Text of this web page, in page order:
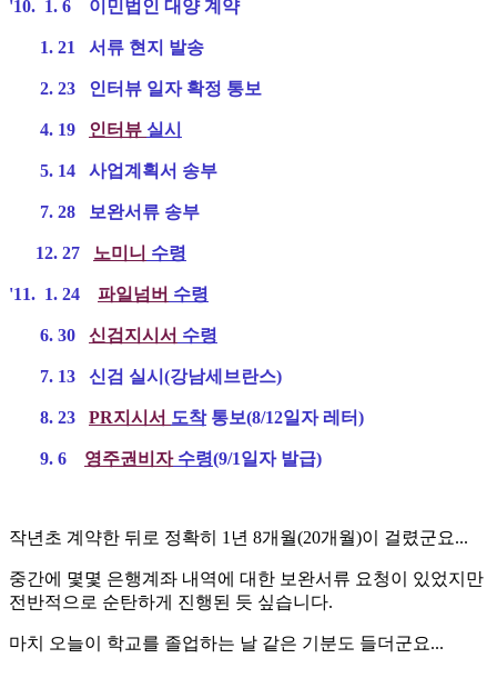
'10. 1. 6 이민법인 대양 계약
1. 21 서류 현지 발송
2. 23 인터뷰 일자 확정 통보
4. 19 인터뷰 실시
5. 14 사업계획서 송부
7. 28 보완서류 송부
12. 27 노미니 수령
'11. 1. 24 파일넘버 수령
6. 30 신검지시서 수령
7. 13 신검 실시(강남세브란스)
8. 23 PR지시서 도착통보(8/12일자 레터)
9. 6 영주권비자수령(9/1일자 발급)
작년초 계약한 뒤로 정확히 1년 8개월(20개월)이 걸렸군요...
중간에 몇몇 은행계좌 내역에 대한 보완서류 요청이 있었지만
전반적으로 순탄하게 진행된 듯 싶습니다.
마치 오늘이 학교를 졸업하는 날 같은 기분도 들더군요...